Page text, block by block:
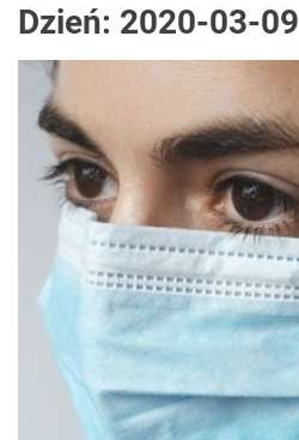
Dzień: 2020-03-09